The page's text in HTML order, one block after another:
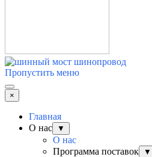
Пропустить меню
×
Главная
О нас
▼
О нас
Программа поставок
▼